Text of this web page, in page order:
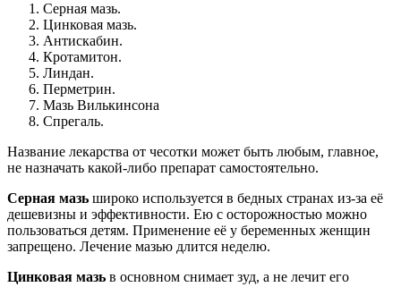
Серная мазь.
Цинковая мазь.
Антискабин.
Кротамитон.
Линдан.
Перметрин.
Мазь Вилькинсона
Спрегаль.
Название лекарства от чесотки может быть любым, главное,
не назначать какой-либо препарат самостоятельно.
Серная мазь широко используется в бедных странах из-за её
дешевизны и эффективности. Ею с осторожностью можно
пользоваться детям. Применение её у беременных женщин
запрещено. Лечение мазью длится неделю.
Цинковая мазь в основном снимает зуд, а не лечит его